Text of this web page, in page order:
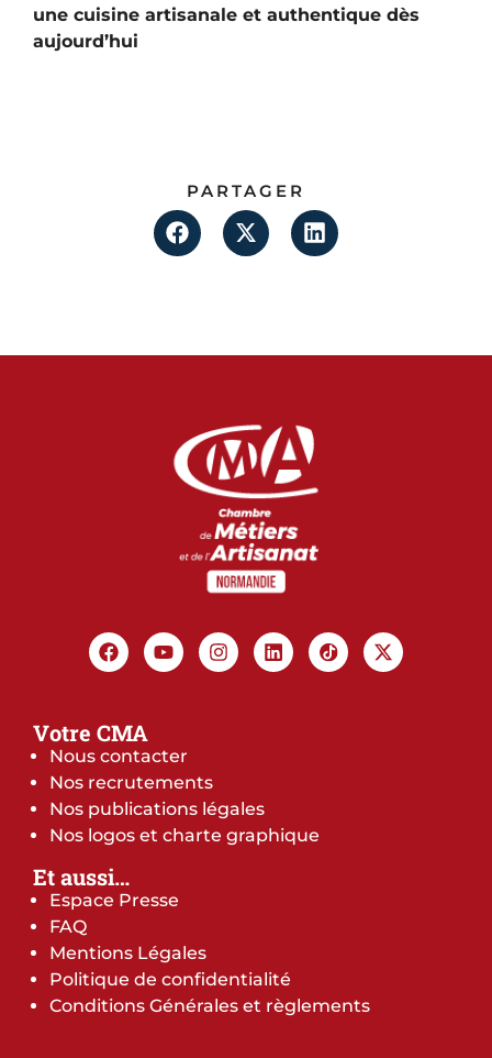
une cuisine artisanale et authentique dès
aujourd’hui
PARTAGER
Votre CMA
Nous contacter
Nos recrutements
Nos publications légales
Nos logos et charte graphique
Et aussi…
Espace Presse
FAQ
Mentions Légales
Politique de confidentialité
Conditions Générales et règlements